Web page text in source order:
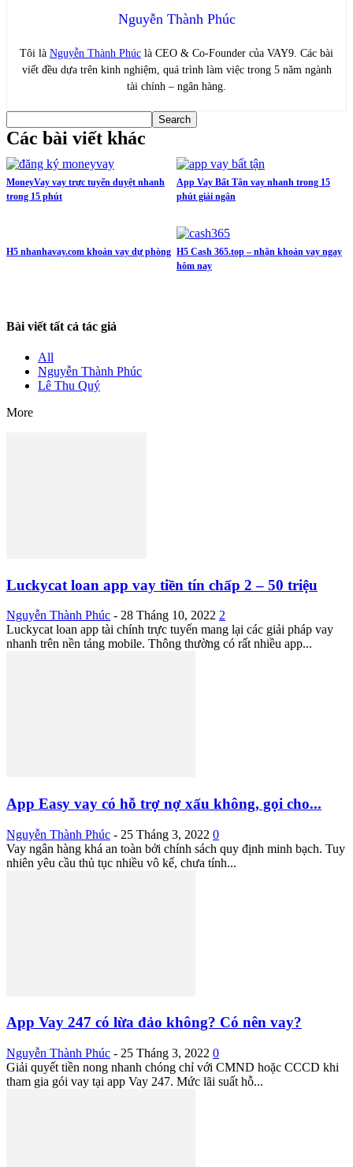
Nguyễn Thành Phúc
Tôi là Nguyễn Thành Phúc là CEO & Co-Founder của VAY9. Các bài
viết đều dựa trên kinh nghiệm, quá trình làm việc trong 5 năm ngành
tài chính – ngân hàng.
Các bài viết khác
MoneyVay vay trực tuyến duyệt nhanh
trong 15 phút
App Vay Bất Tận vay nhanh trong 15
phút giải ngân
H5 nhanhavay.com khoản vay dự phòng H5 Cash 365.top – nhận khoản vay ngay
hôm nay
Bài viết tất cả tác giả
All
Nguyễn Thành Phúc
Lê Thu Quý
More
Luckycat loan app vay tiền tín chấp 2 – 50 triệu
Nguyễn Thành Phúc - 28 Tháng 10, 2022 2
Luckycat loan app tài chính trực tuyến mang lại các giải pháp vay
nhanh trên nền tảng mobile. Thông thường có rất nhiều app...
App Easy vay có hỗ trợ nợ xấu không, gọi cho...
Nguyễn Thành Phúc - 25 Tháng 3, 2022 0
Vay ngân hàng khá an toàn bởi chính sách quy định minh bạch. Tuy
nhiên yêu cầu thủ tục nhiều vô kể, chưa tính...
App Vay 247 có lừa đảo không? Có nên vay?
Nguyễn Thành Phúc - 25 Tháng 3, 2022 0
Giải quyết tiền nong nhanh chóng chỉ với CMND hoặc CCCD khi
tham gia gói vay tại app Vay 247. Mức lãi suất hỗ...